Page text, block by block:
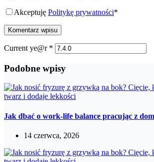
Akceptuję Politykę prywatności*
Komentarz wpisu
Current ye@r *
Podobne wpisy
Jak dbać o work-life balance pracując z
14 czerwca, 2026